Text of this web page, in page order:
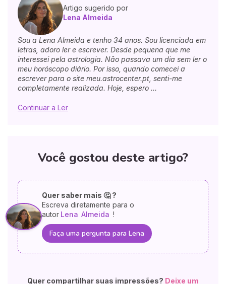
Artigo sugerido por
Lena Almeida
Sou a Lena Almeida e tenho 34 anos. Sou licenciada em
letras, adoro ler e escrever. Desde pequena que me
interessei pela astrologia. Não passava um dia sem ler o
meu horóscopo diário. Por isso, quando comecei a
escrever para o site meu.astrocenter.pt, senti-me
completamente realizada. Hoje, espero ...
Continuar a Ler
Você gostou deste artigo?
Quer saber mais 🤔 ?
Escreva diretamente para o
autor Lena Almeida !
Faça uma pergunta para Lena
Quer compartilhar suas impressões? Deixe um